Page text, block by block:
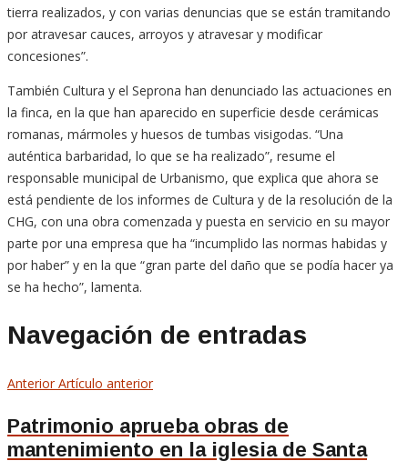
tierra realizados, y con varias denuncias que se están tramitando
por atravesar cauces, arroyos y atravesar y modificar
concesiones”.
También Cultura y el Seprona han denunciado las actuaciones en
la finca, en la que han aparecido en superficie desde cerámicas
romanas, mármoles y huesos de tumbas visigodas. “Una
auténtica barbaridad, lo que se ha realizado”, resume el
responsable municipal de Urbanismo, que explica que ahora se
está pendiente de los informes de Cultura y de la resolución de la
CHG, con una obra comenzada y puesta en servicio en su mayor
parte por una empresa que ha “incumplido las normas habidas y
por haber” y en la que “gran parte del daño que se podía hacer ya
se ha hecho”, lamenta.
Navegación de entradas
Anterior Artículo anterior
Patrimonio aprueba obras de
mantenimiento en la iglesia de Santa